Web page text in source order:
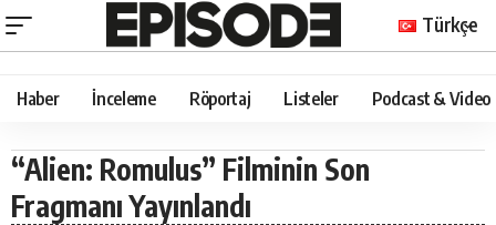
Türkçe
Haber İnceleme Röportaj Listeler Podcast & Video
“Alien: Romulus” Filminin Son
Fragmanı Yayınlandı